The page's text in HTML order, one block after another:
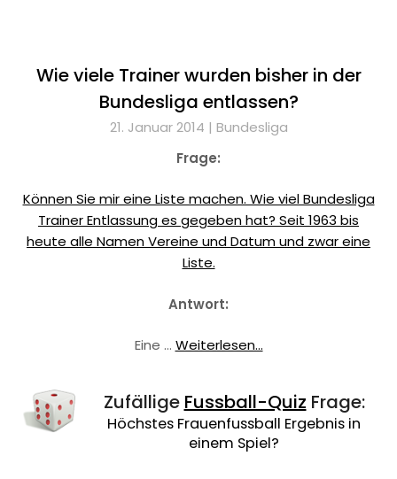
Wie viele Trainer wurden bisher in der
Bundesliga entlassen?
21. Januar 2014 | Bundesliga
Frage:
Können Sie mir eine Liste machen. Wie viel Bundesliga
Trainer Entlassung es gegeben hat? Seit 1963 bis
heute alle Namen Vereine und Datum und zwar eine
Liste.
Antwort:
Eine … Weiterlesen...
Zufällige Fussball-Quiz Frage:
Höchstes Frauenfussball Ergebnis in
einem Spiel?